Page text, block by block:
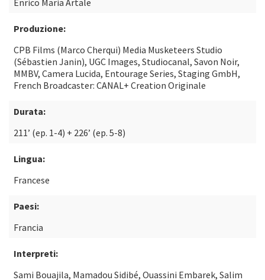
Enrico Maria Artale
Produzione:
CPB Films (Marco Cherqui) Media Musketeers Studio
(Sébastien Janin), UGC Images, Studiocanal, Savon Noir,
MMBV, Camera Lucida, Entourage Series, Staging GmbH,
French Broadcaster: CANAL+ Creation Originale
Durata:
211’ (ep. 1-4) + 226’ (ep. 5-8)
Lingua:
Francese
Paesi:
Francia
Interpreti:
Sami Bouajila, Mamadou Sidibé, Ouassini Embarek, Salim